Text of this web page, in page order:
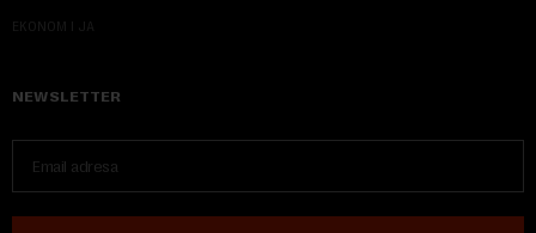
EKONOM I JA
NEWSLETTER